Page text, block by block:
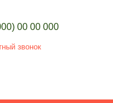
00 00 000
звонок